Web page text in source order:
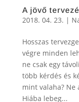
A jövő
2018. 04. 23. |
Hosszas
végre minden
ne csak egy
több kérdés és
mint valaha? Ne
Hiába lebeg...